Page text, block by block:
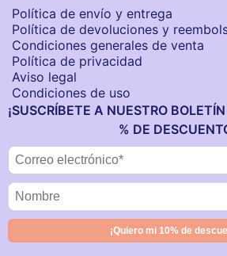
Política de envío y entrega
Política de devoluciones y
Condiciones generales de venta
Política de privacidad
Aviso legal
Condiciones de uso
¡SUSCRÍBETE A NUESTRO
% DE